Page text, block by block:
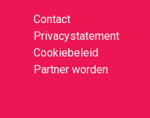
Contact
Privacystatement
Cookiebeleid
Partner worden